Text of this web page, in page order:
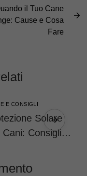
il Tuo Cane
Cause e Cosa
Fare
E CONSIGLI
Solare
Cani: Consigli